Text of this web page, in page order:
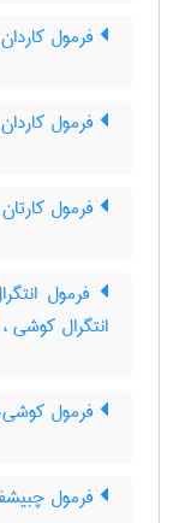
فرمول کاردان
فرمول کاردان
فرمول کارتان
فرمول
انتگرال کوشی
فرمول
فرمول